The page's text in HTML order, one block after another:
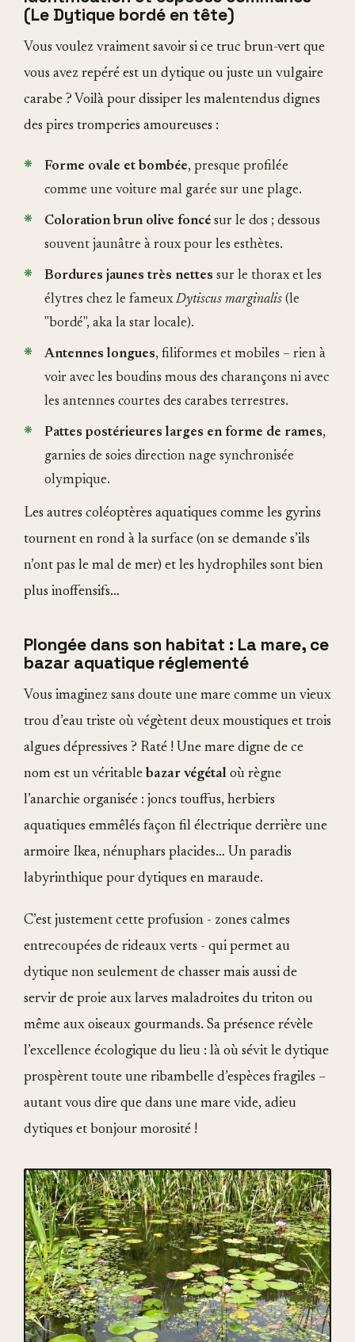
(Le Dytique bordé en tête)
Vous voulez vraiment savoir si ce truc brun-vert que
vous avez repéré est un dytique ou juste un vulgaire
carabe ? Voilà pour dissiper les malentendus dignes
des pires tromperies amoureuses :
Forme ovale et bombée, presque profilée
comme une voiture mal garée sur une plage.
Coloration brun olive foncé sur le dos ; dessous
souvent jaunâtre à roux pour les esthètes.
Bordures jaunes très nettes sur le thorax et les
élytres chez le fameuxDytiscus marginalis (le
"bordé", aka la star locale).
Antennes longues, filiformes et mobiles – rien à
voir avec les boudins mous des charançons ni avec
les antennes courtes des carabes terrestres.
Pattes postérieures larges en forme de rames,
garnies de soies direction nage synchronisée
olympique.
Les autres coléoptères aquatiques comme les gyrins
tournent en rond à la surface (on se demande s’ils
n’ont pas le mal de mer) et les hydrophiles sont bien
plus inoffensifs…
Plongée dans son habitat : La mare, ce
bazar aquatique réglementé
Vous imaginez sans doute une mare comme un vieux
trou d’eau triste où végètent deux moustiques et trois
algues dépressives ? Raté ! Une mare digne de ce
nom est un véritable bazar végétal où règne
l’anarchie organisée : joncs touffus, herbiers
aquatiques emmêlés façon fil électrique derrière une
armoire Ikea, nénuphars placides… Un paradis
labyrinthique pour dytiques en maraude.
C’est justement cette profusion - zones calmes
entrecoupées de rideaux verts - qui permet au
dytique non seulement de chasser mais aussi de
servir de proie aux larves maladroites du triton ou
même aux oiseaux gourmands. Sa présence révèle
l’excellence écologique du lieu : là où sévit le dytique
prospèrent toute une ribambelle d’espèces fragiles –
autant vous dire que dans une mare vide, adieu
dytiques et bonjour morosité !